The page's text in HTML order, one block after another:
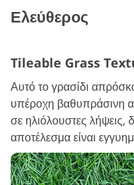
Ελεύθερος
Tileable Grass
Αυτό το γρασίδι
υπέροχη βαθυπράσινη
σε ηλιόλουστες λήψεις,
αποτέλεσμα είναι